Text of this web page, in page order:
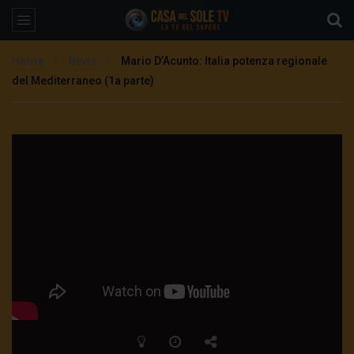
Mario D’Acunto: Italia potenza regionale
del Mediterraneo (1a parte)